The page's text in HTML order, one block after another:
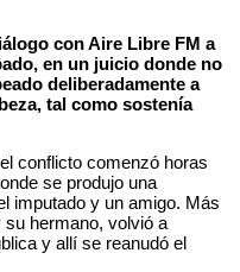
con Aire Libre FM a
en un juicio donde no
deliberadamente a
tal como sostenía
conflicto comenzó horas
se produjo una
imputado y un amigo. Más
hermano, volvió a
y allí se reanudó el